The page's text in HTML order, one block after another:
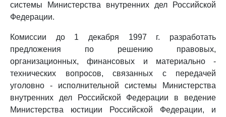
системы Министерства внутренних дел Российской
Федерации.
Комиссии до 1 декабря 1997 г. разработать
предложения по решению правовых,
организационных, финансовых и материально -
технических вопросов, связанных с передачей
уголовно - исполнительной системы Министерства
внутренних дел Российской Федерации в ведение
Министерства юстиции Российской Федерации, и